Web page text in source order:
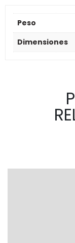
Peso
Dimensiones